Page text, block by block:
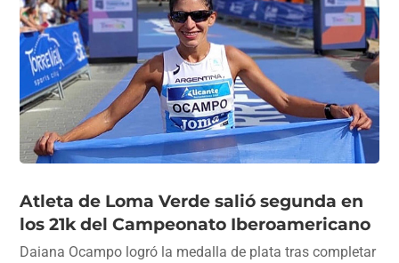
Atleta de Loma Verde salió segunda en
los 21k del Campeonato Iberoamericano
Daiana Ocampo logró la medalla de plata tras completar